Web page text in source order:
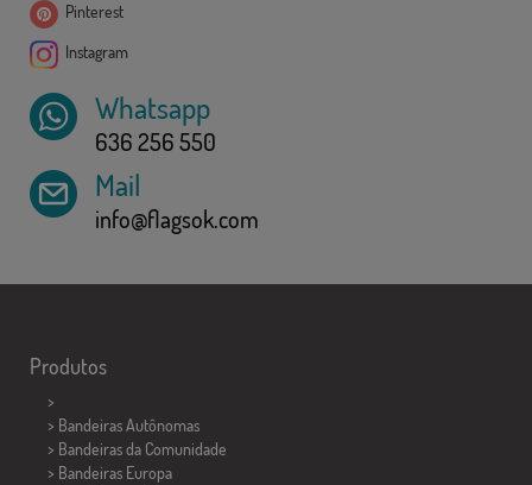
Pinterest
Instagram
Whatsapp
636 256 550
Mail
info@flagsok.com
Produtos
>
> Bandeiras Autônomas
> Bandeiras da Comunidade
> Bandeiras Europa